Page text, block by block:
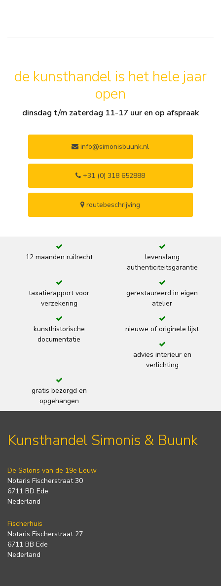
de kunsthandel is het hele jaar
open
dinsdag t/m zaterdag 11-17 uur en op afspraak
info@simonisbuunk.nl
+31 (0) 318 652888
routebeschrijving
12 maanden ruilrecht
levenslang
authenticiteitsgarantie
taxatierapport voor
verzekering
gerestaureerd in eigen
atelier
kunsthistorische
documentatie
nieuwe of originele lijst
advies interieur en
verlichting
gratis bezorgd en
opgehangen
Kunsthandel Simonis & Buunk
De Salons van de 19e Eeuw
Notaris Fischerstraat 30
6711 BD Ede
Nederland
Fischerhuis
Notaris Fischerstraat 27
6711 BB Ede
Nederland